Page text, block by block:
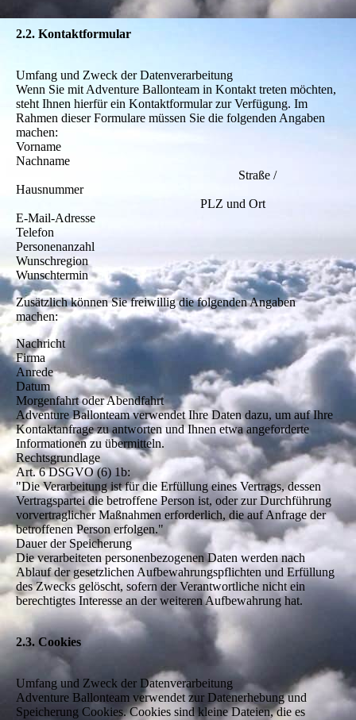
2.2. Kontaktformular
Umfang und Zweck der Datenverarbeitung
Wenn Sie mit Adventure Ballonteam in Kontakt treten möchten,
steht Ihnen hierfür ein Kontaktformular zur Verfügung. Im
Rahmen dieser Formulare müssen Sie die folgenden Angaben
machen:
Vorname
Nachname
Straße /
Hausnummer
PLZ und Ort
E-Mail-Adresse
Telefon
Personenanzahl
Wunschregion
Wunschtermin
Zusätzlich können Sie freiwillig die folgenden Angaben
machen:
Nachricht
Firma
Anrede
Datum
Morgenfahrt oder Abendfahrt
Adventure Ballonteam verwendet Ihre Daten dazu, um auf Ihre
Kontaktanfrage zu antworten und Ihnen etwa angeforderte
Informationen zu übermitteln.
Rechtsgrundlage
Art. 6 DSGVO (6) 1b:
"Die Verarbeitung ist für die Erfüllung eines Vertrags, dessen
Vertragspartei die betroffene Person ist, oder zur Durchführung
vorvertraglicher Maßnahmen erforderlich, die auf Anfrage der
betroffenen Person erfolgen."
Dauer der Speicherung
Die verarbeiteten personenbezogenen Daten werden nach
Ablauf der gesetzlichen Aufbewahrungspflichten und Erfüllung
des Zwecks gelöscht, sofern der Verantwortliche nicht ein
berechtigtes Interesse an der weiteren Aufbewahrung hat.
2.3. Cookies
Umfang und Zweck der Datenverarbeitung
Adventure Ballonteam verwendet zur Datenerhebung und
Speicherung Cookies. Cookies sind kleine Dateien, die es